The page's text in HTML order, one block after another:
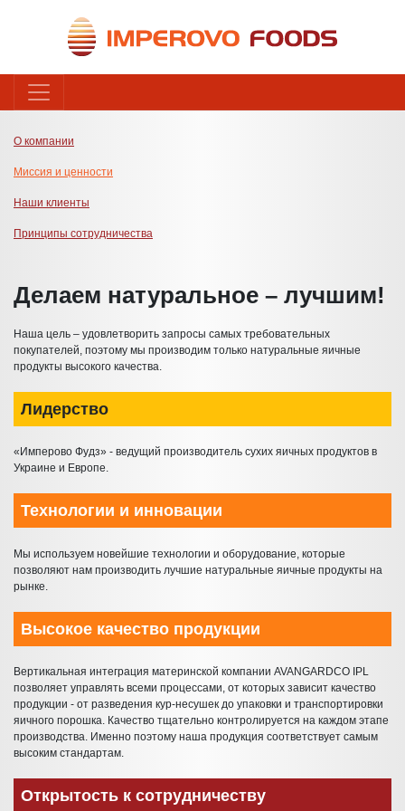
О компании
Миссия и ценности
Наши клиенты
Принципы сотрудничества
Делаем натуральное – лучшим!
Наша цель – удовлетворить запросы самых требовательных
покупателей, поэтому мы производим только натуральные яичные
продукты высокого качества.
Лидерство
«Имперово Фудз» - ведущий производитель сухих яичных продуктов в
Украине и Европе.
Технологии и инновации
Мы используем новейшие технологии и оборудование, которые
позволяют нам производить лучшие натуральные яичные продукты на
рынке.
Высокое качество продукции
Вертикальная интеграция материнской компании AVANGARDCO IPL
позволяет управлять всеми процессами, от которых зависит качество
продукции - от разведения кур-несушек до упаковки и транспортировки
яичного порошка. Качество тщательно контролируется на каждом этапе
производства. Именно поэтому наша продукция соответствует самым
высоким стандартам.
Открытость к сотрудничеству